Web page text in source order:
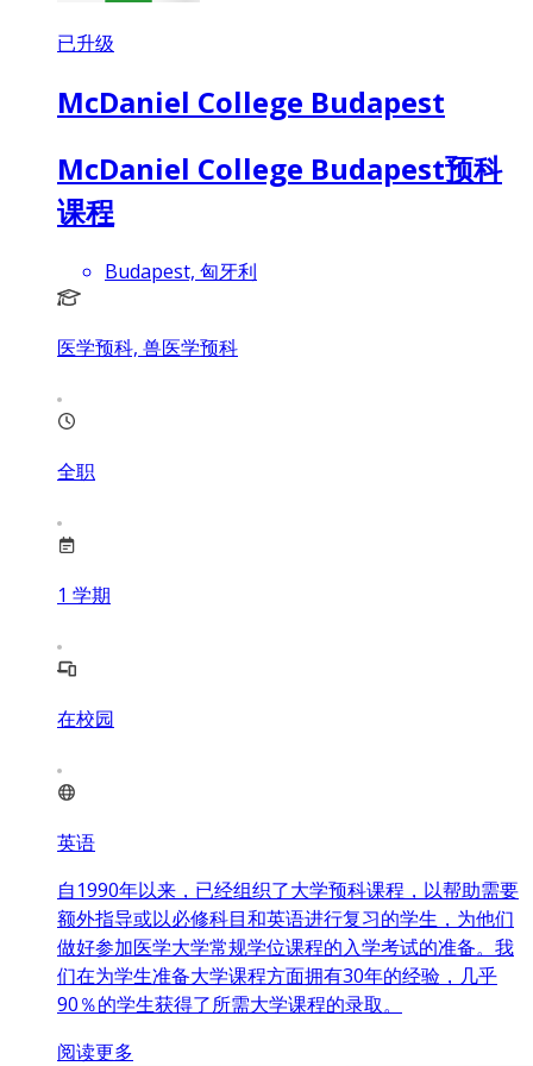
已升级
McDaniel College Budapest
McDaniel College Budapest预科
课程
Budapest, 匈牙利
医学预科, 兽医学预科
全职
1 学期
在校园
英语
自1990年以来，已经组织了大学预科课程，以帮助需要
额外指导或以必修科目和英语进行复习的学生，为他们
做好参加医学大学常规学位课程的入学考试的准备。我
们在为学生准备大学课程方面拥有30年的经验，几乎
90％的学生获得了所需大学课程的录取。
阅读更多